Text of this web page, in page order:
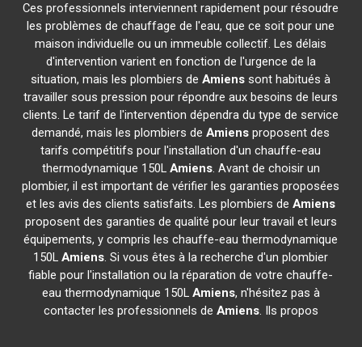
Ces professionnels interviennent rapidement pour résoudre
les problèmes de chauffage de l'eau, que ce soit pour une
maison individuelle ou un immeuble collectif. Les délais
d'intervention varient en fonction de l'urgence de la
situation, mais les plombiers deAmiens sont habitués à
travailler sous pression pour répondre aux besoins de leurs
clients. Le tarif de l'intervention dépendra du type de service
demandé, mais les plombiers deAmiens proposent des
tarifs compétitifs pour l'installation d'un chauffe-eau
thermodynamique 150L Amiens. Avant de choisir un
plombier, il est important de vérifier les garanties proposées
et les avis des clients satisfaits. Les plombiers deAmiens
proposent des garanties de qualité pour leur travail et leurs
équipements, y compris les chauffe-eau thermodynamique
150LAmiens. Si vous êtes à la recherche d'un plombier
fiable pour l'installation ou la réparation de votre chauffe-
eau thermodynamique 150L Amiens, n'hésitez pas à
contacter les professionnels de Amiens. Ils propos